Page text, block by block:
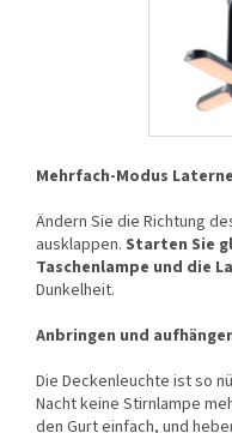
Mehrfach-Modus Laterne
Ändern Sie die Richtung
ausklappen. Starten Sie
Taschenlampe und die
Dunkelheit.
Anbringen und
Die Deckenleuchte ist so
Nacht keine Stirnlampe
den Gurt einfach, und